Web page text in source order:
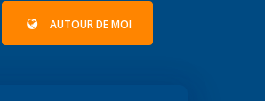
AUTOUR DE MOI